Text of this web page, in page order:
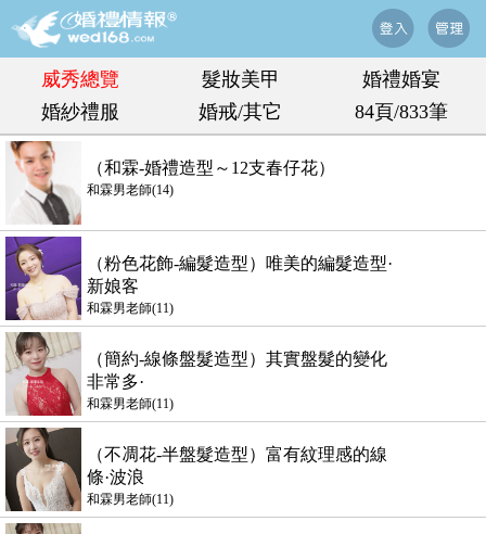
威秀總覽 髮妝美甲
婚禮婚宴
婚紗禮服
婚戒/其它 84頁/833筆
（和霖-婚禮造型～12支春仔花）
和霖男老師(14)
（粉色花飾-編髮造型）唯美的編髮造型·
新娘客
和霖男老師(11)
（簡約-線條盤髮造型）其實盤髮的變化
非常多·
和霖男老師(11)
（不凋花-半盤髮造型）富有紋理感的線
條·波浪
和霖男老師(11)